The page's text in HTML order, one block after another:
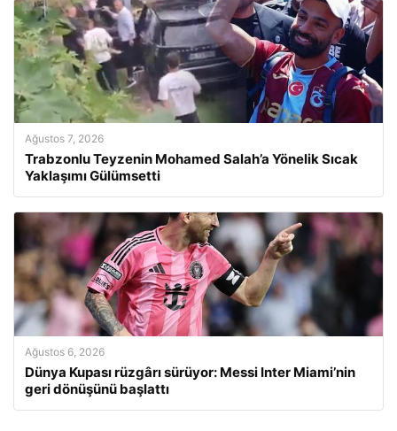
Ağustos 7, 2026
Trabzonlu Teyzenin Mohamed Salah’a Yönelik Sıcak
Yaklaşımı Gülümsetti
Ağustos 6, 2026
Dünya Kupası rüzgârı sürüyor: Messi Inter Miami’nin
geri dönüşünü başlattı